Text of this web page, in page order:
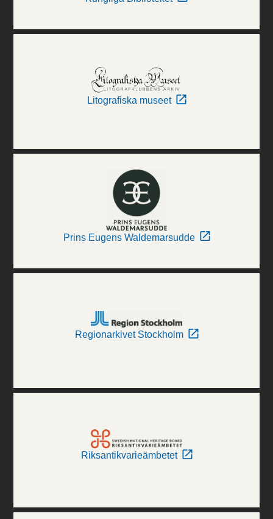
Litografiska museet
Prins Eugens Waldemarsudde
Regionarkivet Stockholm
Riksantikvarieämbetet